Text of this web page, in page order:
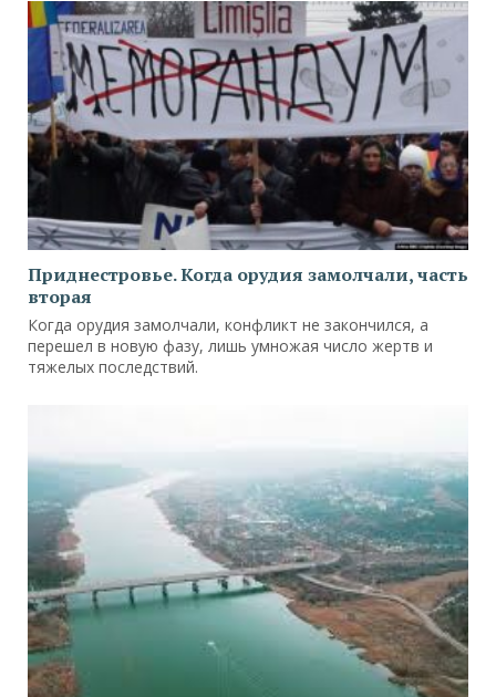
Приднестровье. Когда орудия замолчали, часть
вторая
Когда орудия замолчали, конфликт не закончился, а
перешел в новую фазу, лишь умножая число жертв и
тяжелых последствий.